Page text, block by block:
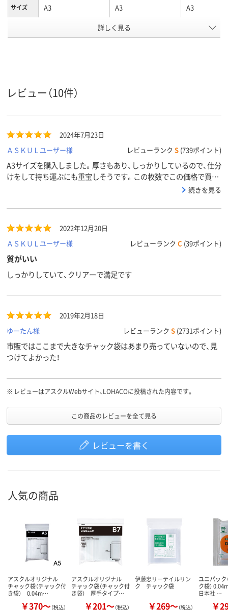
サイズ A3 A3 A3
ループ
ポリエチレン、
LDPE（ツルツルタイ
LDPE（ツルツルタイ
LDPE（ツルツルタイ
エチレン、
商品環境
スコア
25
詳しく見る
レビュー（10件）
2024年7月23日
ＡＳＫＵＬユーザー様
レビューランク S (739ポイント)
A3サイズを購入しました。厚さもあり、しっかりしているので、仕分
けをして持ち運ぶにも重宝しそうです。この枚数でこの価格で買え
続きを見る
2022年12月20日
ＡＳＫＵＬユーザー様
レビューランク C (39ポイント)
質がいい
しっかりしていて、クリアーで満足です
2019年2月18日
ゆーたん様
レビューランク S (2731ポイント)
市販ではここまで大きなチャック袋はあまり売っていないので、見
つけてよかった！
※ レビューはアスクルWebサイト、LOHACOに投稿された内容です。
この商品のレビューを全て見る
レビューを書く
人気の商品
アスクルオリジナル
チャック袋（チャック付
き袋） 0.04m…
￥370～（税込）
アスクルオリジナル
チャック袋（チャック付
き袋） 厚手タイプ…
￥201～（税込）
伊藤忠リーテイルリン
ク チャック袋
￥269～（税込）
ユニパック
ク袋）
日本社 …
￥